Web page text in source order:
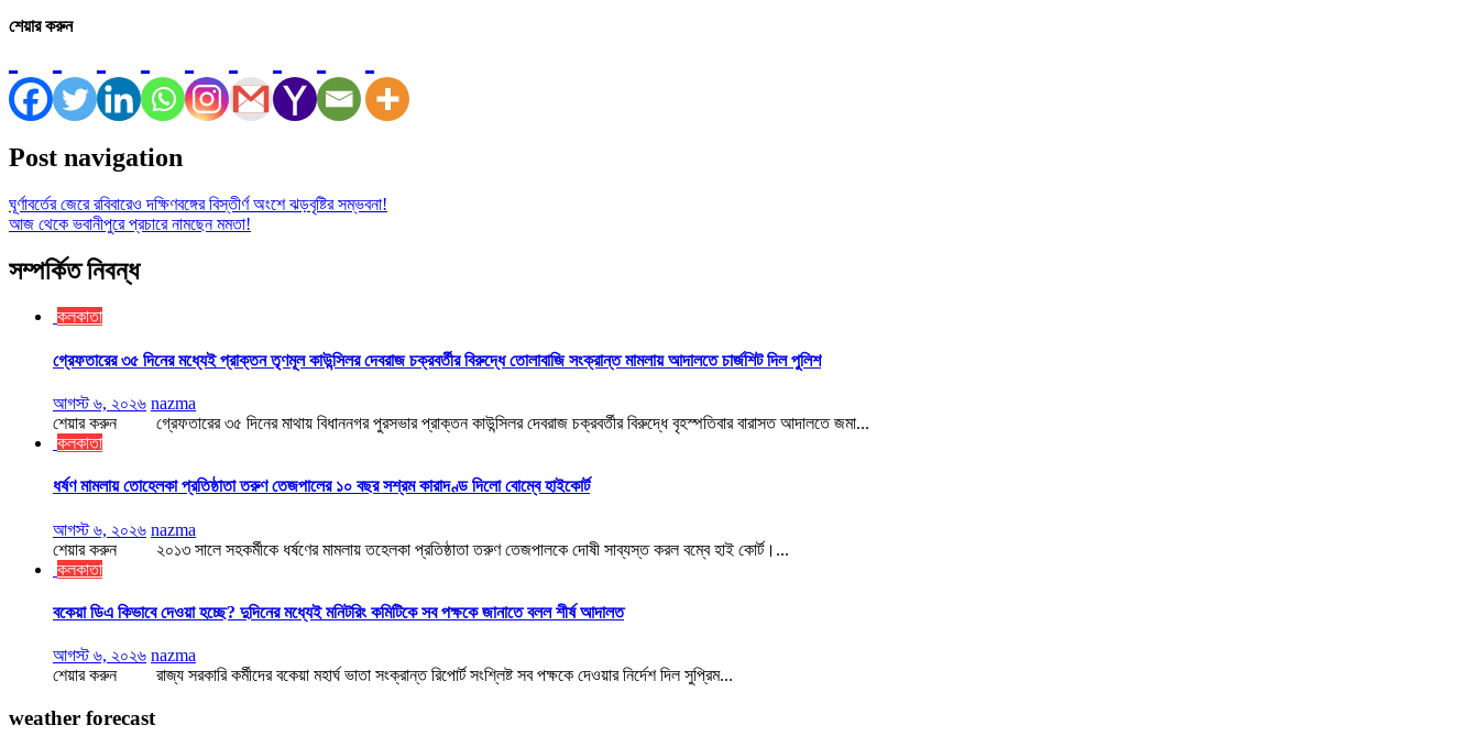
শেয়ার করুন
Post navigation
ঘূর্ণাবর্তের জেরে রবিবারেও দক্ষিণবঙ্গের বিস্তীর্ণ অংশে ঝড়বৃষ্টির সম্ভবনা!
আজ থেকে ভবানীপুরে প্রচারে নামছেন মমতা!
সম্পর্কিত নিবন্ধ
কলকাতা
গ্রেফতারের ৩৫ দিনের মধ্যেই প্রাক্তন তৃণমূল কাউন্সিলর দেবরাজ চক্রবর্তীর বিরুদ্ধে তোলাবাজি সংক্রান্ত মামলায় আদালতে চার্জশিট দিল পুলিশ
আগস্ট ৬, ২০২৬ nazma
শেয়ার করুন গ্রেফতারের ৩৫ দিনের মাথায় বিধাননগর পুরসভার প্রাক্তন কাউন্সিলর দেবরাজ চক্রবর্তীর বিরুদ্ধে বৃহস্পতিবার বারাসত আদালতে জমা...
কলকাতা
ধর্ষণ মামলায় তোহেলকা প্রতিষ্ঠাতা তরুণ তেজপালের ১০ বছর সশ্রম কারাদণ্ড দিলো বোম্বে হাইকোর্ট
আগস্ট ৬, ২০২৬ nazma
শেয়ার করুন ২০১৩ সালে সহকর্মীকে ধর্ষণের মামলায় তহেলকা প্রতিষ্ঠাতা তরুণ তেজপালকে দোষী সাব্যস্ত করল বম্বে হাই কোর্ট।...
কলকাতা
বকেয়া ডিএ কিভাবে দেওয়া হচ্ছে? দুদিনের মধ্যেই মনিটরিং কমিটিকে সব পক্ষকে জানাতে বলল শীর্ষ আদালত
আগস্ট ৬, ২০২৬ nazma
শেয়ার করুন রাজ্য সরকারি কর্মীদের বকেয়া মহার্ঘ ভাতা সংক্রান্ত রিপোর্ট সংশ্লিষ্ট সব পক্ষকে দেওয়ার নির্দেশ দিল সুপ্রিম...
weather forecast